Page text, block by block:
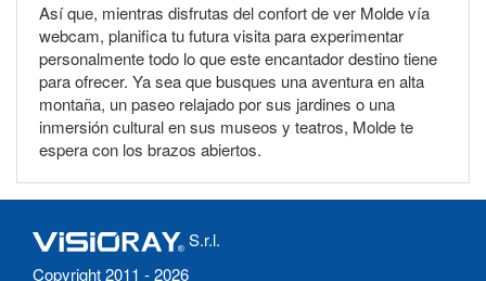
Así que, mientras disfrutas del confort de ver Molde vía
webcam, planifica tu futura visita para experimentar
personalmente todo lo que este encantador destino tiene
para ofrecer. Ya sea que busques una aventura en alta
montaña, un paseo relajado por sus jardines o una
inmersión cultural en sus museos y teatros, Molde te
espera con los brazos abiertos.
S.r.l.
Copyright 2011 - 2026